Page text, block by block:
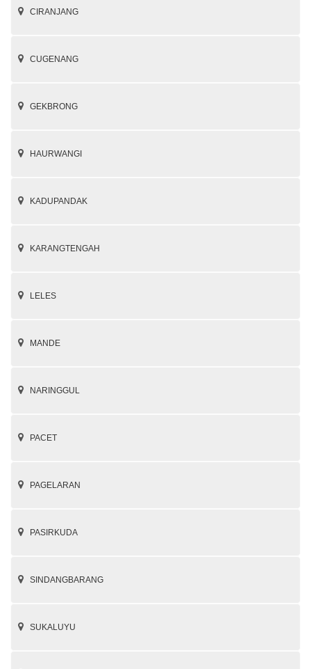
CIRANJANG
CUGENANG
GEKBRONG
HAURWANGI
KADUPANDAK
KARANGTENGAH
LELES
MANDE
NARINGGUL
PACET
PAGELARAN
PASIRKUDA
SINDANGBARANG
SUKALUYU